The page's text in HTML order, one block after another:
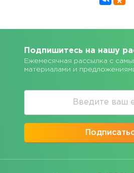
Подпишитесь на нашу
Ежемесячная рассылка с
материалами и